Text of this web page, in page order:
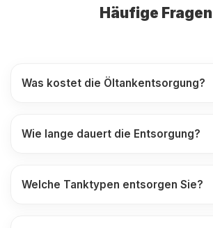
Häufige Fragen
Was kostet die Öltankentsorgung?
Wie lange dauert die Entsorgung?
Welche Tanktypen entsorgen Sie?